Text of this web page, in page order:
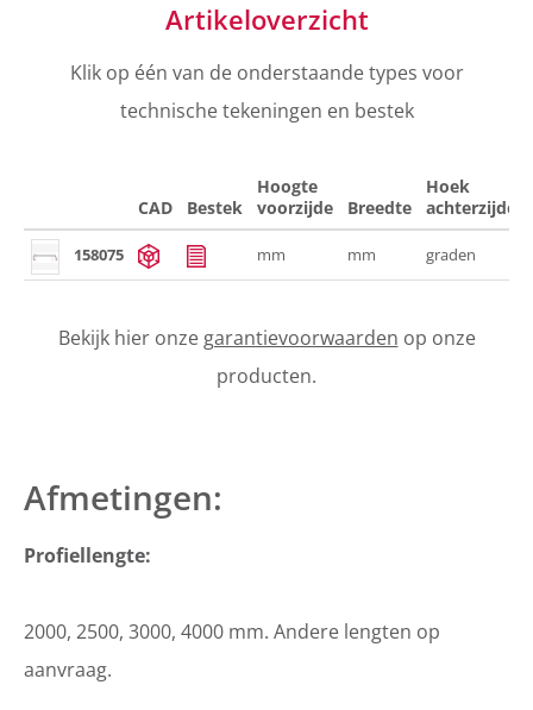
Artikeloverzicht
Klik op één van de onderstaande types voor
technische tekeningen en bestek
CAD Bestek
Hoogte
voorzijde
Breedte
Hoek
achterzijde
158075 mm mm graden
Bekijk hier onze garantievoorwaarden op onze
producten.
Afmetingen:
Profiellengte:
2000, 2500, 3000, 4000 mm. Andere lengten op
aanvraag.